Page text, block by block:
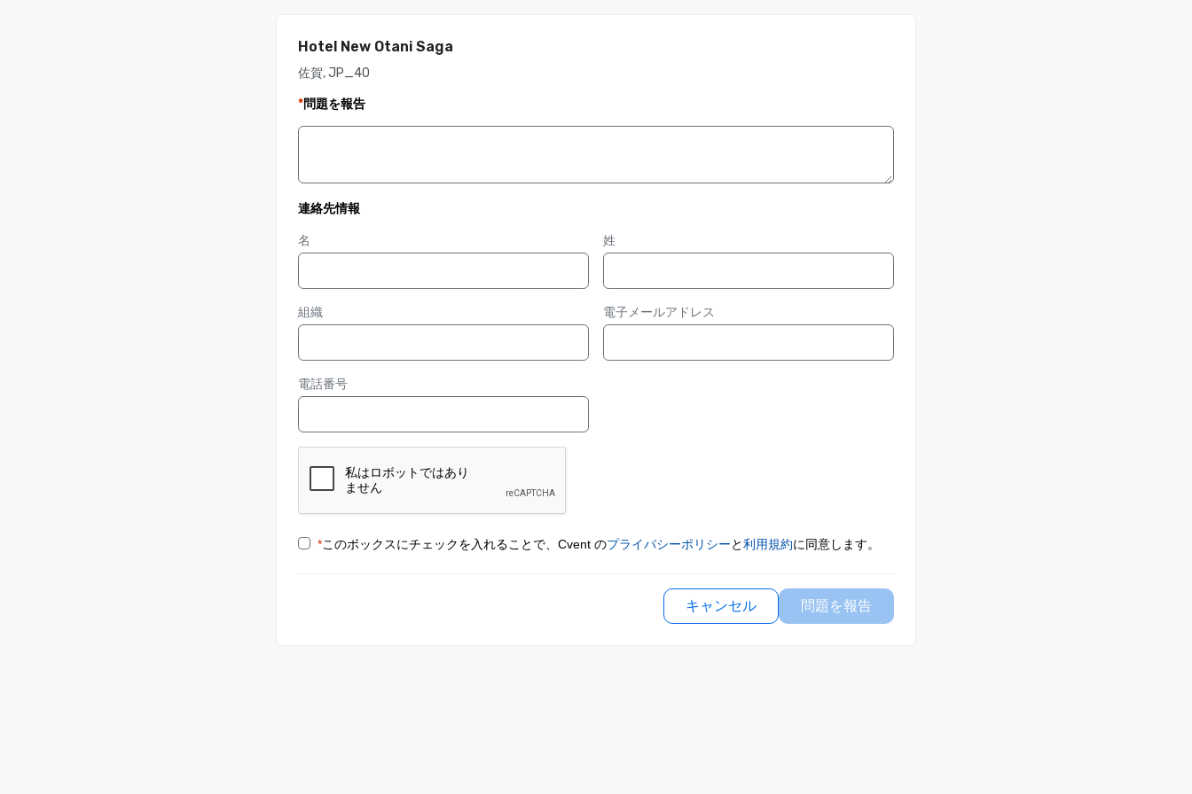
Hotel New Otani Saga
佐賀, JP_40
*問題を報告
連絡先情報
名 姓
組織 電子メールアドレス
電話番号
*このボックスにチェックを入れることで、Cvent のプライバシーポリシーと利用規約に同意します。
キャンセル 問題を報告